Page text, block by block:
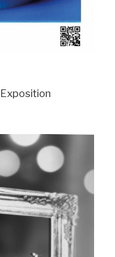
Exposition